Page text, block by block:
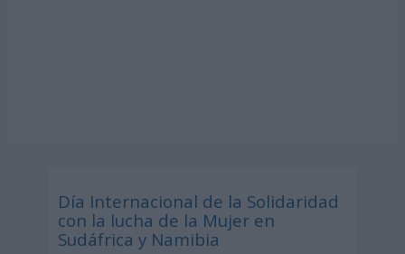
Día Internacional de la Solidaridad
con la lucha de la Mujer en
Sudáfrica y Namibia